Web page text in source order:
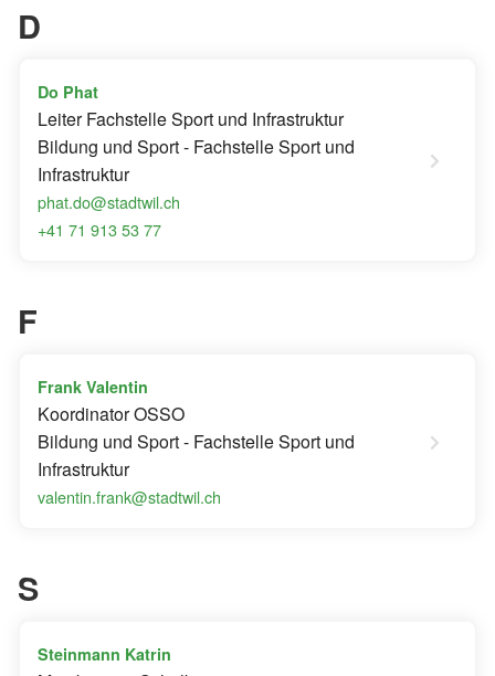
D
Do Phat
Leiter Fachstelle Sport und Infrastruktur
Bildung und Sport - Fachstelle Sport und
Infrastruktur
phat.do@stadtwil.ch
+41 71 913 53 77
F
Frank Valentin
Koordinator OSSO
Bildung und Sport - Fachstelle Sport und
Infrastruktur
valentin.frank@stadtwil.ch
S
Steinmann Katrin